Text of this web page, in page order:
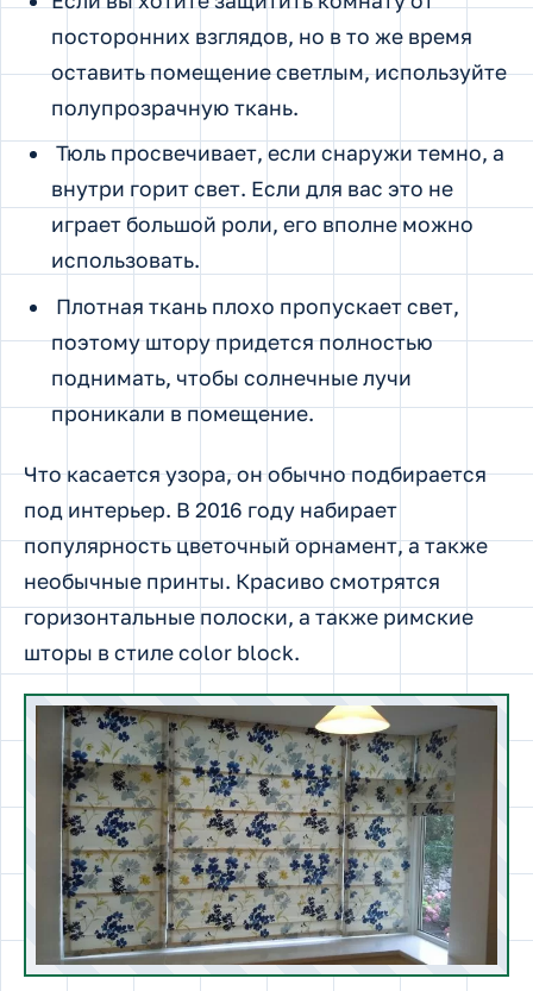
посторонних взглядов, но в то же время
оставить помещение светлым, используйте
полупрозрачную ткань.
Тюль просвечивает, если снаружи темно, а
внутри горит свет. Если для вас это не
играет большой роли, его вполне можно
использовать.
Плотная ткань плохо пропускает свет,
поэтому штору придется полностью
поднимать, чтобы солнечные лучи
проникали в помещение.
Что касается узора, он обычно подбирается
под интерьер. В 2016 году набирает
популярность цветочный орнамент, а также
необычные принты. Красиво смотрятся
горизонтальные полоски, а также римские
шторы в стиле color block.